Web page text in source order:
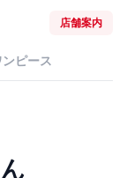
店舗案内
ンピース